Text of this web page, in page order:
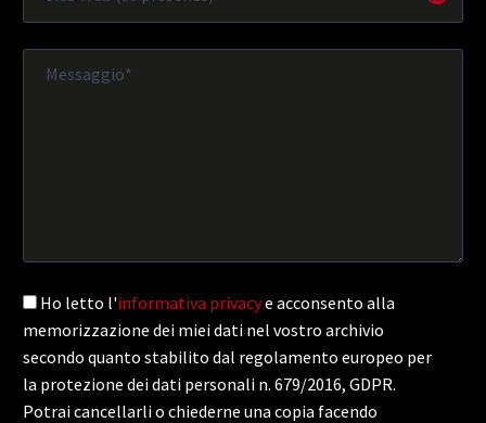
Ho letto l'informativa privacye acconsento alla
memorizzazione dei miei dati nel vostro archivio
secondo quanto stabilito dal regolamento europeo per
la protezione dei dati personali n. 679/2016, GDPR.
Potrai cancellarli o chiederne una copia facendo